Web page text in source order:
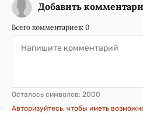
Добавить
Всего комментариев: 0
Осталось символов: 2000
Авторизуйтесь, чтобы иметь